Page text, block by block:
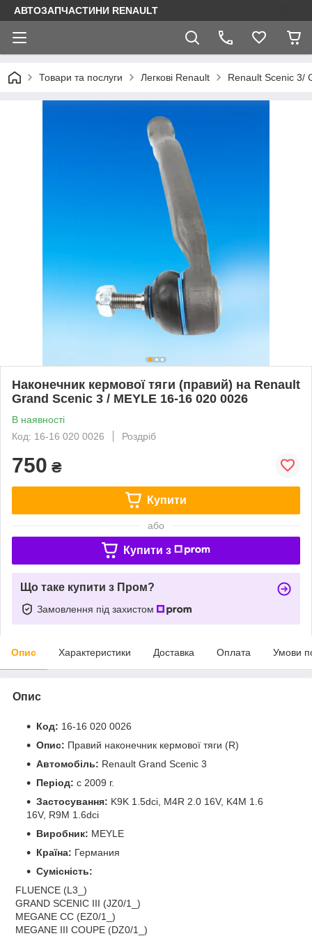
АВТОЗАПЧАСТИНИ RENAULT
Товари та послуги Легкові Renault Renault Scenic 3/
Наконечник кермової тяги (правий) на Renault
Grand Scenic 3 / MEYLE 16-16 020 0026
В наявності
Код: 16-16 020 0026
Роздріб
750 ₴
Купити
або
Купити з
Що таке купити з Пром?
Замовлення під захистом
Опис Характеристики Доставка Оплата Умови
Опис
Код: 16-16 020 0026
Опис: Правий наконечник кермової тяги (R)
Автомобіль: Renault Grand Scenic 3
Період: c 2009 г.
Застосування: K9K 1.5dci, M4R 2.0 16V, K4M 1.6
16V, R9M 1.6dci
Виробник: MEYLE
Країна: Германия
Сумісність:
FLUENCE (L3_)
GRAND SCENIC III (JZ0/1_)
MEGANE CC (EZ0/1_)
MEGANE III COUPE (DZ0/1_)